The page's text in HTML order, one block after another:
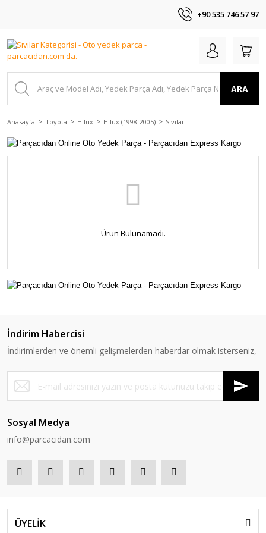
+90 535 746 57 97
ARA
Anasayfa Toyota Hilux Hilux (1998-2005) Sıvılar
Ürün Bulunamadı.
İndirim Habercisi
İndirimlerden ve önemli gelişmelerden haberdar olmak isterseniz,
Sosyal Medya
info@parcacidan.com
ÜYELİK